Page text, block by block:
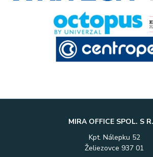
MIRA OFFICE SPOL. S
Kpt. Nálepku 52
Želiezovce 937 01